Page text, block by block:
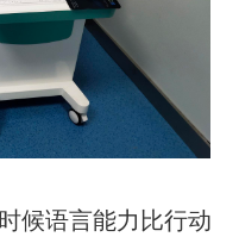
候语言能力比行动